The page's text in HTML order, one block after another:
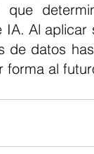
que
IA. Al
de datos
forma al